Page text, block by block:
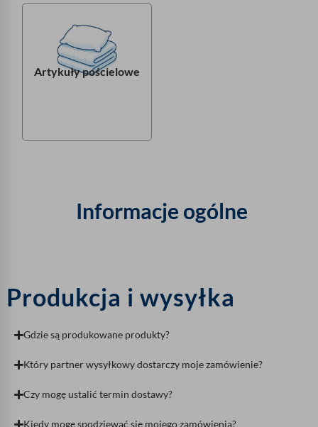
Artykuły pościelowe
Informacje ogólne
Produkcja i wysyłka
Gdzie są produkowane produkty?
Który partner wysyłkowy dostarczy moje zamówienie?
Czy mogę ustalić termin dostawy?
Kiedy mogę spodziewać się mojego zamówienia?